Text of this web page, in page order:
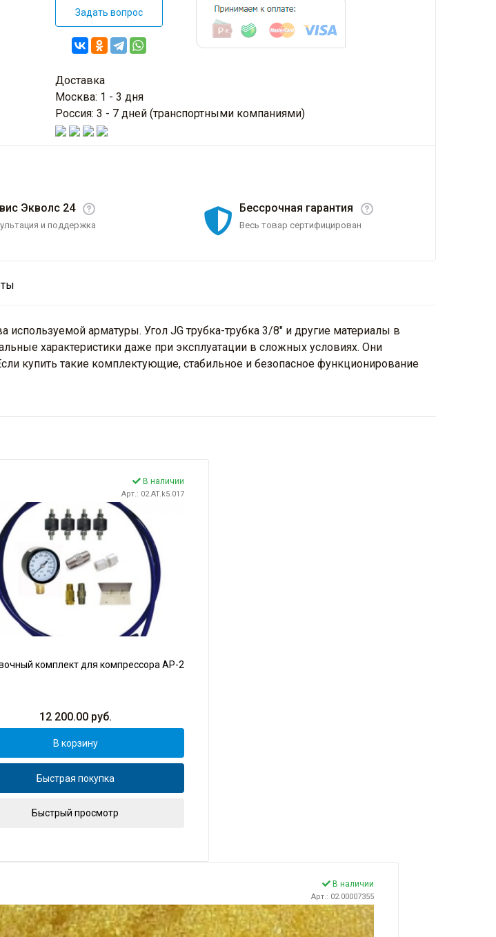
Задать вопрос
Доставка
Москва: 1 - 3 дня
Россия: 3 - 7 дней (транспортными компаниями)
Экволс 24
и поддержка
Бессрочная гарантия
Весь товар сертифицирован
арматуры. Угол JG трубка-трубка 3/8" и другие материалы в
характеристики даже при эксплуатации в сложных условиях. Они
купить такие комплектующие, стабильное и безопасное функционирование
В наличии
Арт.: 02.AT.k5.017
комплект для компрессора AP-2
12 200.00руб.
В корзину
Быстрая покупка
Быстрый просмотр
В наличии
Арт.: 02.00007355